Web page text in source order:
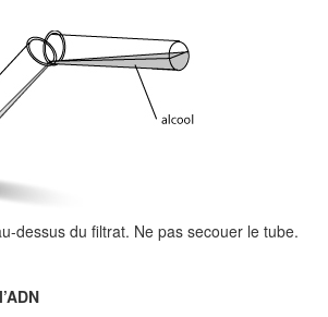
dessus du filtrat. Ne pas secouer le tube.